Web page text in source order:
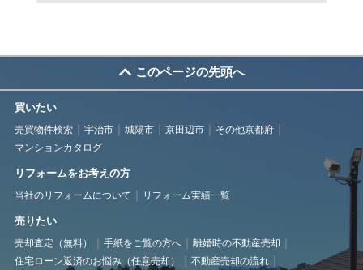
このページの先頭へ
買いたい
売買物件検索 宇治市 城陽市 京田辺市
その他京都府
マンションカタログ
リフォームをお考えの方
当社のリフォームについて リフォーム実績一覧
売りたい
売却査定（無料） 手紙をご覧の方へ
離婚時の不動産売却
住宅ローン返済のお悩み（任意売却）
不動産売却の流れ